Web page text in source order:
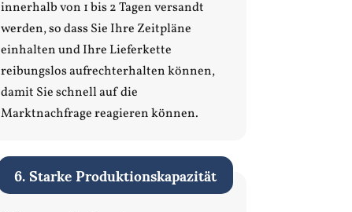
innerhalb von 1 bis 2 Tagen versandt
werden, so dass Sie Ihre Zeitpläne
einhalten und Ihre Lieferkette
reibungslos aufrechterhalten können,
damit Sie schnell auf die
Marktnachfrage reagieren können.
6. Starke Produktionskapazität